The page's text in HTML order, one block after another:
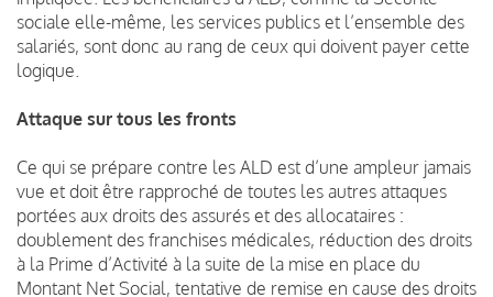
sociale elle-même, les services publics et l’ensemble des
salariés, sont donc au rang de ceux qui doivent payer cette
logique.
Attaque sur tous les fronts
Ce qui se prépare contre les ALD est d’une ampleur jamais
vue et doit être rapproché de toutes les autres attaques
portées aux droits des assurés et des allocataires :
doublement des franchises médicales, réduction des droits
à la Prime d’Activité à la suite de la mise en place du
Montant Net Social, tentative de remise en cause des droits